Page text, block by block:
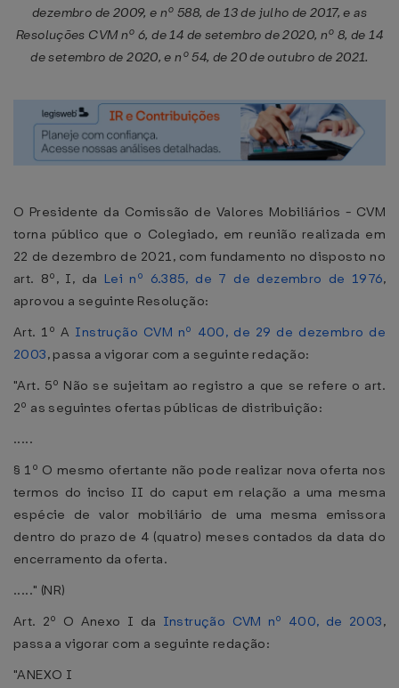
dezembro de 2009, e nº 588, de 13 de julho de 2017, e as
Resoluções CVM nº 6, de 14 de setembro de 2020, nº 8, de 14
de setembro de 2020, e nº 54, de 20 de outubro de 2021.
O Presidente da Comissão de Valores Mobiliários - CVM
torna público que o Colegiado, em reunião realizada em
22 de dezembro de 2021, com fundamento no disposto no
art. 8º, I, da Lei nº 6.385, de 7 de dezembro de 1976,
aprovou a seguinte Resolução:
Art. 1º A Instrução CVM nº 400, de 29 de dezembro de
2003, passa a vigorar com a seguinte redação:
"Art. 5º Não se sujeitam ao registro a que se refere o art.
2º as seguintes ofertas públicas de distribuição:
.....
§ 1º O mesmo ofertante não pode realizar nova oferta nos
termos do inciso II do caput em relação a uma mesma
espécie de valor mobiliário de uma mesma emissora
dentro do prazo de 4 (quatro) meses contados da data do
encerramento da oferta.
....." (NR)
Art. 2º O Anexo I da Instrução CVM nº 400, de 2003,
passa a vigorar com a seguinte redação:
"ANEXO I